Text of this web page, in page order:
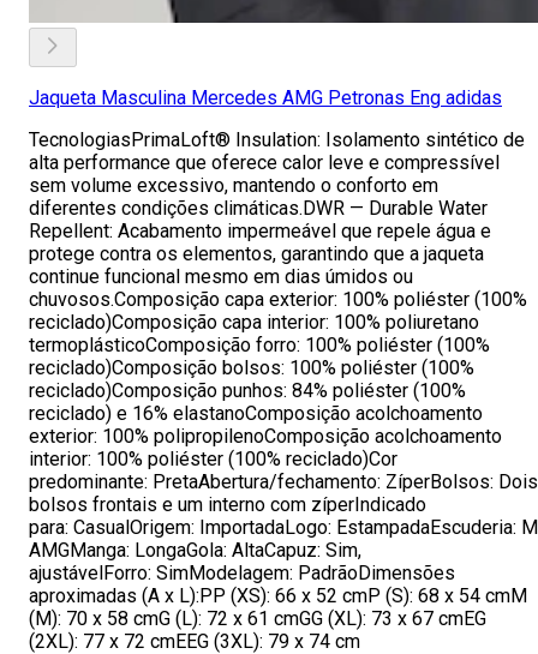
Jaqueta Masculina Mercedes AMG Petronas Eng adidas
TecnologiasPrimaLoft® Insulation: Isolamento sintético de
alta performance que oferece calor leve e compressível
sem volume excessivo, mantendo o conforto em
diferentes condições climáticas.DWR — Durable Water
Repellent: Acabamento impermeável que repele água e
protege contra os elementos, garantindo que a jaqueta
continue funcional mesmo em dias úmidos ou
chuvosos.Composição capa exterior: 100% poliéster (100%
reciclado)Composição capa interior: 100% poliuretano
termoplásticoComposição forro: 100% poliéster (100%
reciclado)Composição bolsos: 100% poliéster (100%
reciclado)Composição punhos: 84% poliéster (100%
reciclado) e 16% elastanoComposição acolchoamento
exterior: 100% polipropilenoComposição acolchoamento
interior: 100% poliéster (100% reciclado)Cor
predominante: PretaAbertura/fechamento: ZíperBolsos: Dois
bolsos frontais e um interno com zíperIndicado
para: CasualOrigem: ImportadaLogo: EstampadaEscuderia:
AMGManga: LongaGola: AltaCapuz: Sim,
ajustávelForro: SimModelagem: PadrãoDimensões
aproximadas (A x L):PP (XS): 66 x 52 cmP (S): 68 x 54 cmM
(M): 70 x 58 cmG (L): 72 x 61 cmGG (XL): 73 x 67 cmEG
(2XL): 77 x 72 cmEEG (3XL): 79 x 74 cm